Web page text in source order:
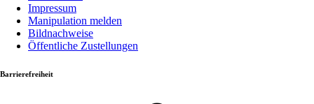
Impressum
Manipulation melden
Bildnachweise
Öffentliche Zustellungen
Barrierefreiheit